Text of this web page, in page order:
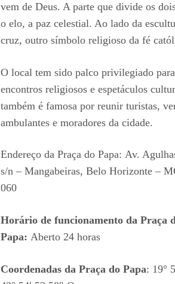
vem de Deus. A parte que divide os
o elo, a paz celestial. Ao lado da
cruz, outro símbolo religioso da fé
O local tem sido palco privilegiado
encontros religiosos e espetáculos
também é famosa por reunir turistas,
ambulantes e moradores da cidade.
Endereço da Praça do Papa: Av.
s/n – Mangabeiras, Belo Horizonte –
060
Horário de funcionamento da Praça
Papa: Aberto 24 horas
Coordenadas da Praça do Papa: 19°